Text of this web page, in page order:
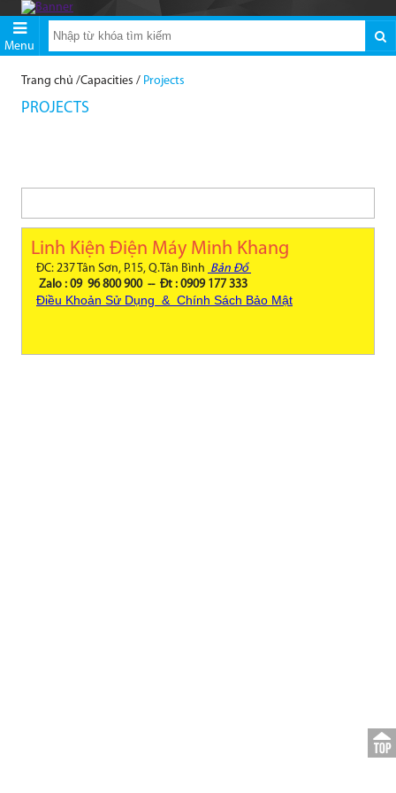
Menu
Trang chủ /Capacities / Projects
PROJECTS
Linh Kiện Điện Máy Minh Khang
ĐC: 237 Tân Sơn, P.15, Q.Tân Bình Bản Đồ
Zalo : 09 96 800 900 -- Đt : 0909 177 333
Điều Khoản Sử Dụng & Chính Sách Bảo Mật